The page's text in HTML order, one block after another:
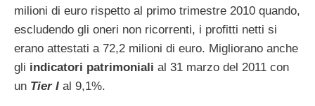
milioni di euro rispetto al primo trimestre 2010 quando,
escludendo gli oneri non ricorrenti, i profitti netti si
erano attestati a 72,2 milioni di euro. Migliorano anche
gli indicatori patrimoniali al 31 marzo del 2011 con
un Tier I al 9,1%.